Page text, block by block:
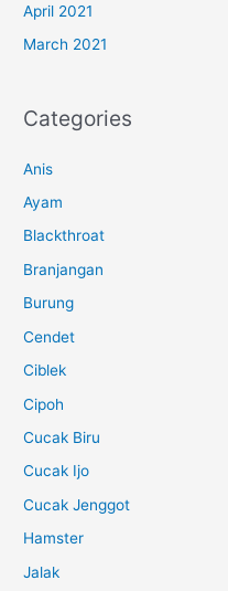
April 2021
March 2021
Categories
Anis
Ayam
Blackthroat
Branjangan
Burung
Cendet
Ciblek
Cipoh
Cucak Biru
Cucak Ijo
Cucak Jenggot
Hamster
Jalak